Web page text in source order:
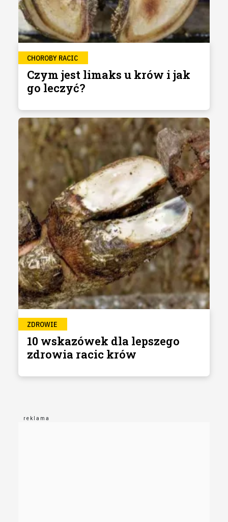
CHOROBY RACIC
Czym jest limaks u krów i jak
go leczyć?
ZDROWIE
10 wskazówek dla lepszego
zdrowia racic krów